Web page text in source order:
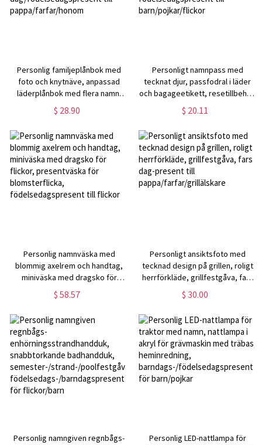
Personlig familjeplånbok med
foto och knytnäve, anpassad
läderplånbok med flera namn,
resetillbehör, fars
dag/födelsedagspresent till
$ 28.90
Personligt namnpass med
tecknat djur, passfodral i läder
och bagageetikett, resetillbehör,
födelsedagspresent till
barn/pojkar/flickor
$ 20.11
Personlig namnväska med
blommig axelrem och handtag,
miniväska med dragsko för
flickor, presentväska för
blomsterflicka,
födelsedagspresent till flickor
$ 58.57
Personligt ansiktsfoto med
tecknad design på grillen, roligt
herrförkläde, grillfestgåva, fars
dag-present till
pappa/farfar/grillälskare
$ 30.00
Personlig namngiven regnbågs-
Personlig LED-nattlampa för